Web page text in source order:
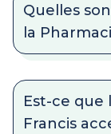
Quelles
la
Est-ce que
Francis